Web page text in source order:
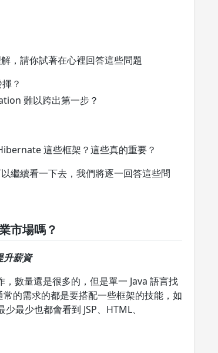
，請你試著在心裡回答這些問題
？
難以跨出第一步？
這些框架？這些真的重要？
繼續看一下去，我們將逐一回答這些問
市場嗎？
升薪資
，數量還是很多的，但是單一 Java 語言找
的需求的都是要搭配一些框架的技能，如
少也都會看到 JSP、HTML、